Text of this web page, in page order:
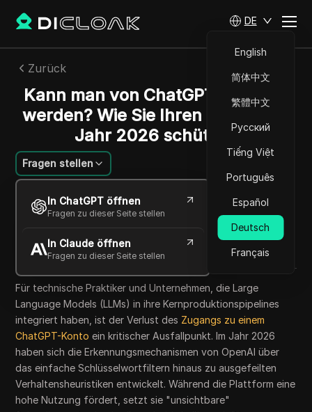
DE
English
简体中文
繁體中文
Русский
Tiếng Việt
Português
Español
Deutsch
Français
Zurück
Kann man von ChatGPT gesperrt
werden? Wie Sie Ihren Zugang im
Jahr 2026 schützen
Fragen stellen
In ChatGPT öffnen
Fragen zu dieser Seite stellen
In Claude öffnen
Fragen zu dieser Seite stellen
Sandra Anderson
02 Juni 2026 6 min lesen
Copy Link
Für technische Praktiker und Unternehmen, die Large
Language Models (LLMs) in ihre Kernproduktionspipelines
integriert haben, ist der Verlust des Zugangs zu einem
ChatGPT-Konto ein kritischer Ausfallpunkt. Im Jahr 2026
haben sich die Erkennungsmechanismen von OpenAI über
das einfache Schlüsselwortfiltern hinaus zu ausgefeilten
Verhaltensheuristiken entwickelt. Während die Plattform eine
hohe Nutzung fördert, setzt sie "unsichtbare"